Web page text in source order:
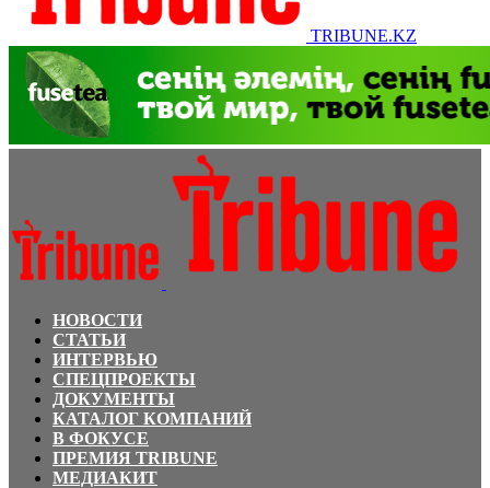
TRIBUNE.KZ
НОВОСТИ
СТАТЬИ
ИНТЕРВЬЮ
СПЕЦПРОЕКТЫ
ДОКУМЕНТЫ
КАТАЛОГ КОМПАНИЙ
В ФОКУСЕ
ПРЕМИЯ TRIBUNE
МЕДИАКИТ